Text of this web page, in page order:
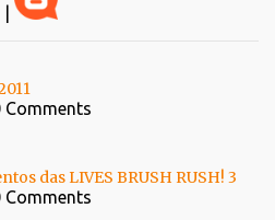
Comments
das LIVES BRUSH RUSH! 3
Comments